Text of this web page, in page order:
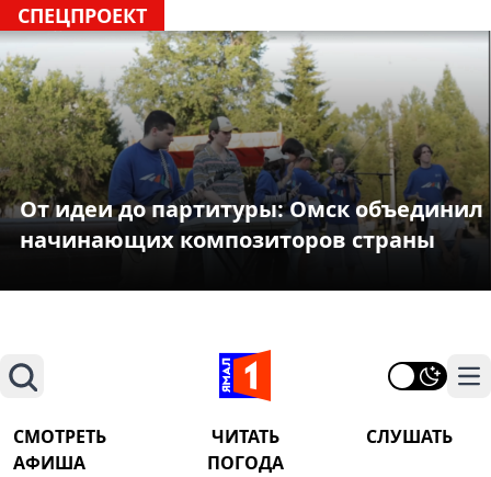
СПЕЦПРОЕКТ
От идеи до партитуры: Омск объединил
начинающих композиторов страны
Поиск
СМОТРЕТЬ ЧИТАТЬ
СЛУШАТЬ
АФИША
ПОГОДА